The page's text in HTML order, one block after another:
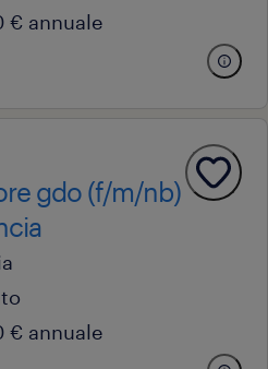
€ annuale
gdo (f/m/nb)
€ annuale